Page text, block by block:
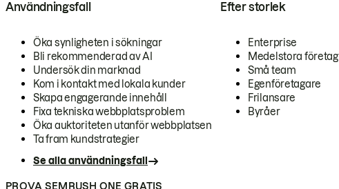
Användningsfall
Öka synligheten i sökningar
Bli rekommenderad av AI
Undersök din marknad
Kom i kontakt med lokala kunder
Skapa engagerande innehåll
Fixa tekniska webbplatsproblem
Öka auktoriteten utanför webbplatsen
Ta fram kundstrategier
Se alla användningsfall
Efter storlek
Enterprise
Medelstora företag
Små team
Egenföretagare
Frilansare
Byråer
PROVA SEMRUSH ONE GRATIS